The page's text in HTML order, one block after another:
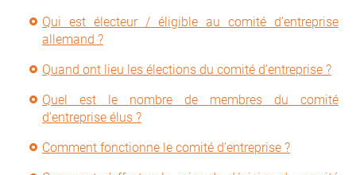
Qui est électeur / éligible au comité d’entreprise
allemand ?
Quand ont lieu les élections du comité d’entreprise ?
Quel est le nombre de membres du comité
d’entreprise élus ?
Comment fonctionne le comité d’entreprise ?